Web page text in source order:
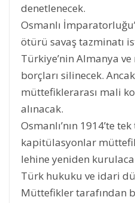
denetlenecek.
Osmanlı
ötürü savaş tazminatı
Türkiye’nin Almanya
borçları silinecek.
müttefiklerarası mali
alınacak.
Osmanlı’nın 1914’te
kapitülasyonlar
lehine yeniden
Türk hukuku ve idari
Müttefikler tarafından